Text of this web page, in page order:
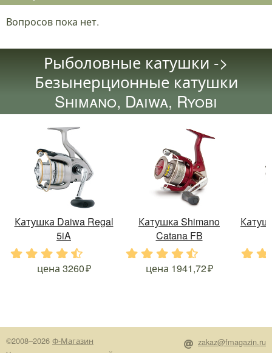
Вопросов пока нет.
Рыболовные катушки ->
Безынерционные катушки
Shimano, Daiwa, Ryobi
Катушка Daiwa Regal
5iA
. . .
цена 3260
Катушка Shimano
Catana FB
. . . .
цена 1941,72
©2008–2026 Ф-Магазин
zakaz@fmagazin.ru